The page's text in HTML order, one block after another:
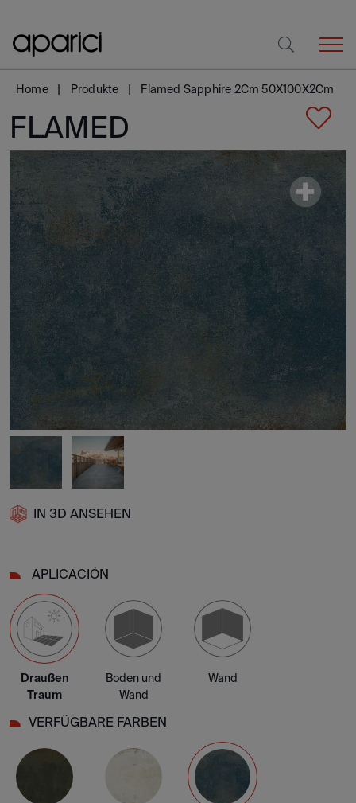
Home Produkte Flamed Sapphire 2Cm 50X100X2Cm
FLAMED
IN 3D ANSEHEN
APLICACIÓN
Draußen
Traum
Boden und
Wand
Wand
VERFÜGBARE FARBEN